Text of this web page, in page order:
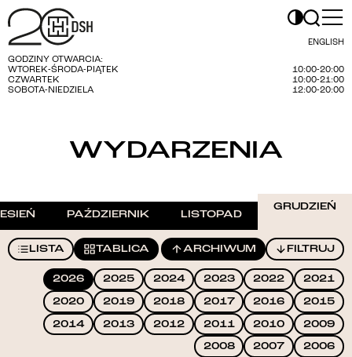
ENGLISH
GODZINY OTWARCIA:
WTOREK-ŚRODA-PIĄTEK
10:00-20:00
CZWARTEK
10:00-21:00
SOBOTA-NIEDZIELA
12:00-20:00
WYDARZENIA
PAŹDZIERNIK LISTOPAD
GRUDZIEŃ
LISTA TABLICA ARCHIWUM FILTRUJ
2026 2025 2024 2023 2022
2021
2020
2019 2018 2017 2016
2015
2014
2013 2012 2011 2010
2009
2008
2007 2006